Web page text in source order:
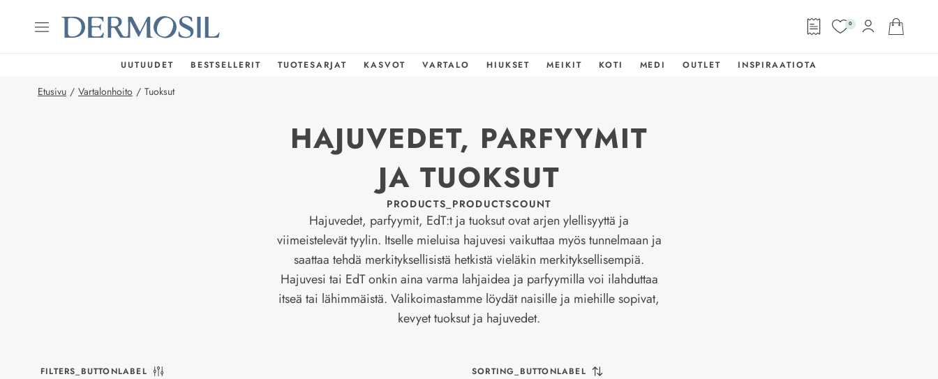
0
UUTUUDET BESTSELLERIT TUOTESARJAT KASVOT VARTALO HIUKSET MEIKIT KOTI MEDI OUTLET INSPIRAATIOTA
Etusivu / Vartalonhoito / Tuoksut
HAJUVEDET, PARFYYMIT
JA TUOKSUT
PRODUCTS_PRODUCTSCOUNT
Hajuvedet, parfyymit, EdT:t ja tuoksut ovat arjen ylellisyyttä ja
viimeistelevät tyylin. Itselle mieluisa hajuvesi vaikuttaa myös tunnelmaan ja
saattaa tehdä merkityksellisistä hetkistä vieläkin merkityksellisempiä.
Hajuvesi tai EdT onkin aina varma lahjaidea ja parfyymilla voi ilahduttaa
itseä tai lähimmäistä. Valikoimastamme löydät naisille ja miehille sopivat,
kevyet tuoksut ja hajuvedet.
FILTERS_BUTTONLABEL SORTING_BUTTONLABEL